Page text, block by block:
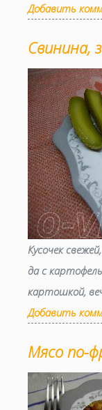
Добавить
Свинина,
Кусочек
да с
картошкой,
Добавить
Мясо по-